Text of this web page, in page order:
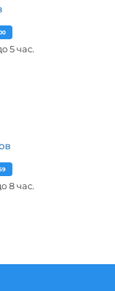
5 час.
8 час.